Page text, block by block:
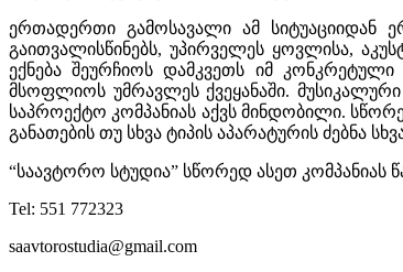
ერთადერთი გამოსავალი ამ სიტუაციიდან
გაითვალისწინებს, უპირველეს ყოვლისა,
ექნება შეურჩიოს დამკვეთს იმ
მსოფლიოს უმრავლეს ქვეყანაში.
საპროექტო კომპანიას აქვს მინდობილი.
განათების თუ სხვა ტიპის აპარატურის ძებნა
“საავტორო სტუდია” სწორედ ასეთ კომპანიას
Tel: 551 772323
saavtorostudia@gmail.com